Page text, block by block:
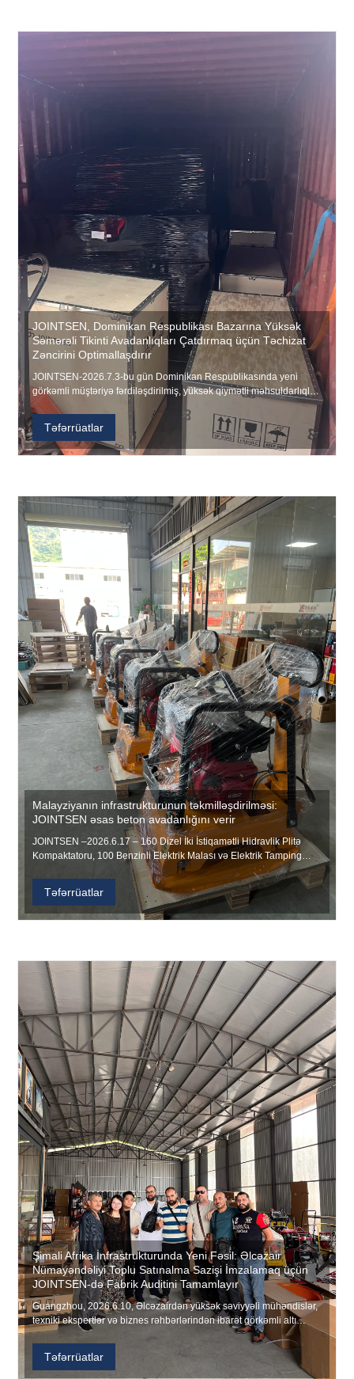
JOINTSEN, Dominikan Respublikası Bazarına Yüksək
Səmərəli Tikinti Avadanlıqları Çatdırmaq üçün Təchizat
Zəncirini Optimallaşdırır
JOINTSEN-2026.7.3-bu gün Dominikan Respublikasında yeni
görkəmli müştəriyə fərdiləşdirilmiş, yüksək qiymətli məhsuldarlıqlı
avadanlıq portfelinin uğurlu çatdırılmasını elan etdi. Bu tərəfdaşlıq
JOINTSEN-in möhkəm təchizat zəncirinə inteqrasiyasını və qlobal
müştəri tələblərini dəqiqlik və səmərəlili...
Təfərrüatlar
Malayziyanın infrastrukturunun təkmilləşdirilməsi:
JOINTSEN əsas beton avadanlığını verir
JOINTSEN –2026.6.17 – 160 Dizel İki İstiqamətli Hidravlik Plitə
Kompaktatoru, 100 Benzinli Elektrik Malası və Elektrik Tamping
Çarxını özündə əks etdirən yüksək məhsuldar tikinti avadanlığının
yeni göndərişi JOINTSEN-in digər sənaye obyektlərindəki
istehsalat layihələrindən uğurla göndərildi.
Təfərrüatlar
Şimali Afrika İnfrastrukturunda Yeni Fəsil: Əlcəzair
Nümayəndəliyi Toplu Satınalma Sazişi İmzalamaq üçün
JOINTSEN-də Fabrik Auditini Tamamlayır
Guangzhou, 2026.6.10, Əlcəzairdən yüksək səviyyəli mühəndislər,
texniki ekspertlər və biznes rəhbərlərindən ibarət görkəmli altı
nəfərlik nümayəndə heyəti JOINTSEN-i ziyarət etdi. Böyük miqyaslı
zavod layihəsi üçün benzinlə işləyən elektrik malaları, boşqab
sıxıcıları və beton vibratorlarının alınma...
Təfərrüatlar